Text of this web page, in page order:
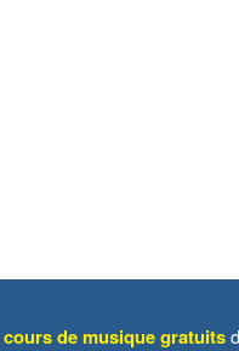
cours de musique gratuits